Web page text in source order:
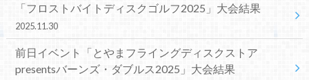
「フロストバイトディスクゴルフ2025」大会結果
2025.11.30
前日イベント「とやまフライングディスクストア
presentsバーンズ・ダブルス2025」大会結果